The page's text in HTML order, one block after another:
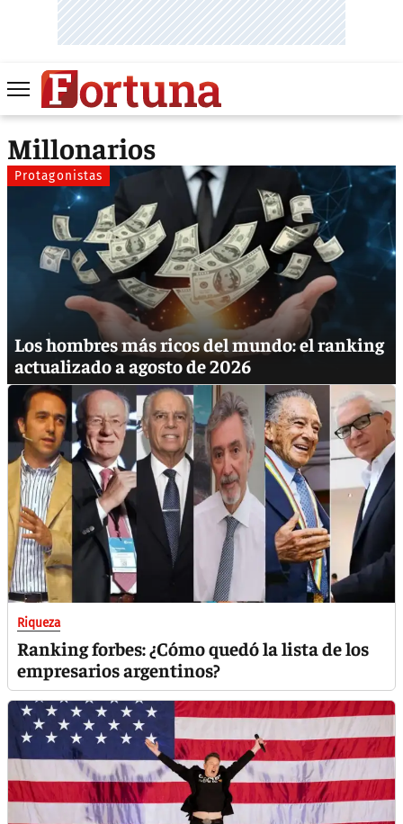
Millonarios
Protagonistas
Los hombres más ricos del mundo: el ranking
actualizado a agosto de 2026
Riqueza
Ranking forbes: ¿Cómo quedó la lista de los
empresarios argentinos?